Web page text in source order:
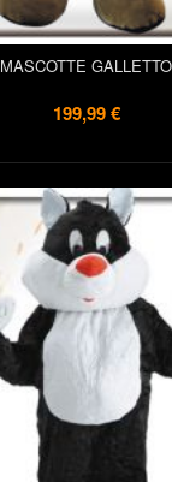
MASCOTTE GALLETTO
199,99 €